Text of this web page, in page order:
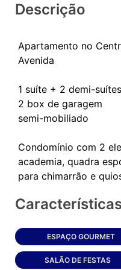
Descrição
Apartamento no
Avenida
1 suíte + 2 demi-suítes
2 box de garagem
semi-mobiliado
Condomínio com 2
academia, quadra
Características
ESPAÇO GOURMET
SALÃO DE FESTAS